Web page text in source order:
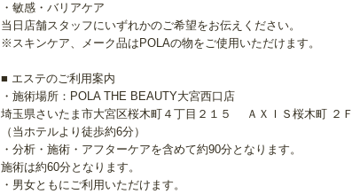
・敏感・バリアケア
当日店舗スタッフにいずれかのご希望をお伝えください。
※スキンケア、メーク品はPOLAの物をご使用いただけます。
■ エステのご利用案内
・施術場所：POLA THE BEAUTY大宮西口店
埼玉県さいたま市大宮区桜木町４丁目２１５ ＡＸＩＳ桜木町 ２Ｆ
（当ホテルより徒歩約6分）
・分析・施術・アフターケアを含めて約90分となります。
施術は約60分となります。
・男女ともにご利用いただけます。